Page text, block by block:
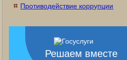
Противодействие коррупции
Решаем вместе